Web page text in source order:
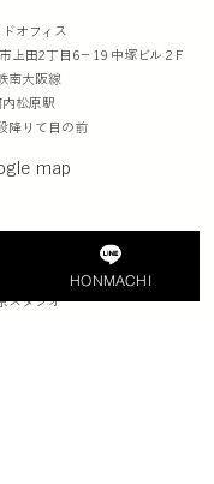
ドオフィス
上田2丁目6−19 中塚ビル２F
南大阪線
内松原駅
降りて目の前
map
スタジオ
HONMACHI